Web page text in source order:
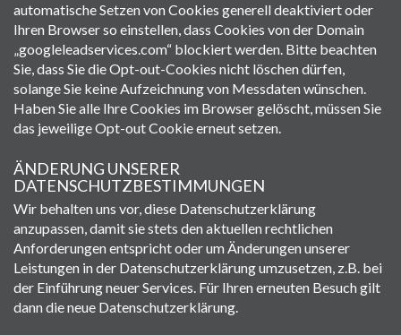
automatische Setzen von Cookies generell deaktiviert oder
Ihren Browser so einstellen, dass Cookies von der Domain
„googleleadservices.com“ blockiert werden. Bitte beachten
Sie, dass Sie die Opt-out-Cookies nicht löschen dürfen,
solange Sie keine Aufzeichnung von Messdaten wünschen.
Haben Sie alle Ihre Cookies im Browser gelöscht, müssen Sie
das jeweilige Opt-out Cookie erneut setzen.
ÄNDERUNG UNSERER
DATENSCHUTZBESTIMMUNGEN
Wir behalten uns vor, diese Datenschutzerklärung
anzupassen, damit sie stets den aktuellen rechtlichen
Anforderungen entspricht oder um Änderungen unserer
Leistungen in der Datenschutzerklärung umzusetzen, z.B. bei
der Einführung neuer Services. Für Ihren erneuten Besuch gilt
dann die neue Datenschutzerklärung.